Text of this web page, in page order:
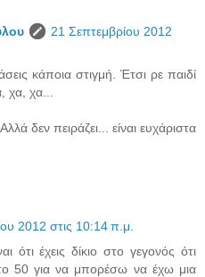
21 Σεπτεμβρίου 2012
κάποια στιγμή. Έτσι ρε παιδί
χα, χα...
δεν πειράζει... είναι ευχάριστα
2012 στις 10:14 π.μ.
ότι έχεις δίκιο στο γεγονός ότι
50 για να μπορέσω να έχω μια